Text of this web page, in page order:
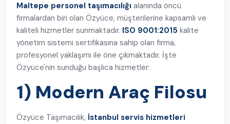
Maltepe personel taşımacılığı alanında öncü
firmalardan biri olan Özyüce, müşterilerine kapsamlı ve
kaliteli hizmetler sunmaktadır. ISO 9001:2015 kalite
yönetim sistemi sertifikasına sahip olan firma,
profesyonel yaklaşımı ile öne çıkmaktadır. İşte
Özyüce'nin sunduğu başlıca hizmetler:
1) Modern Araç Filosu
Özyüce Taşımacılık, İstanbul servis hizmetleri